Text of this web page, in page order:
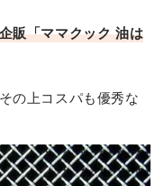
販「ママクック 油は
の上コスパも優秀な